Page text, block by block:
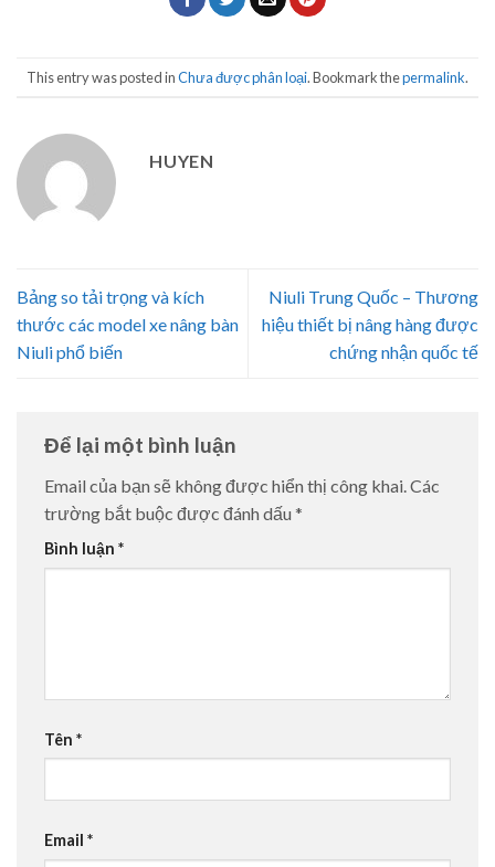
This entry was posted inChưa được phân loại. Bookmark thepermalink.
HUYEN
Bảng so tải trọng và kích
thước các model xe nâng bàn
Niuli phổ biến
Niuli Trung Quốc – Thương
hiệu thiết bị nâng hàng được
chứng nhận quốc tế
Để lại một bình luận
Email của bạn sẽ không được hiển thị công khai.Các
trường bắt buộc được đánh dấu *
Bình luận *
Tên *
Email *